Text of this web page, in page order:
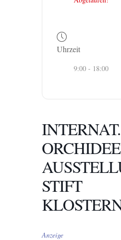
Uhrzeit
9:00 - 18:00
INTERNAT.
STIFT
Anzeige